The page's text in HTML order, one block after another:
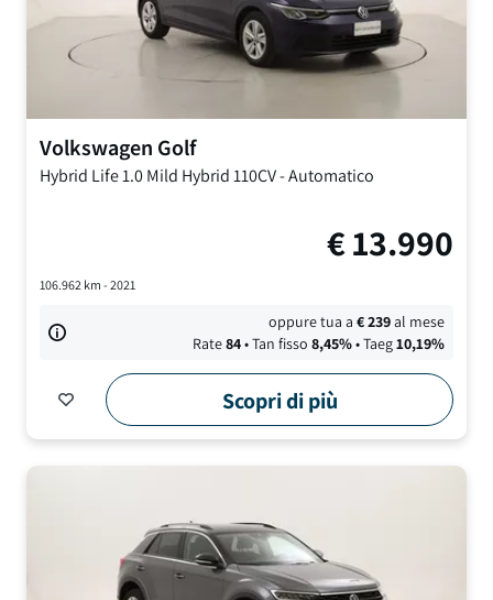
Volkswagen Golf
Hybrid Life1.0 Mild Hybrid 110CV-Automatico
€13.990
106.962km - 2021
oppure tua a€239al mese
Rate84• Tan fisso 8,45%• Taeg10,19%
Scopri di più